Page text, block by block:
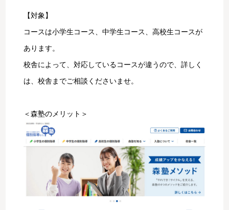
【対象】
コースは小学生コース、中学生コース、高校生コースが
あります。
校舎によって、対応しているコースが違うので、詳しく
は、校舎までご相談くださいませ。
＜森塾のメリット＞